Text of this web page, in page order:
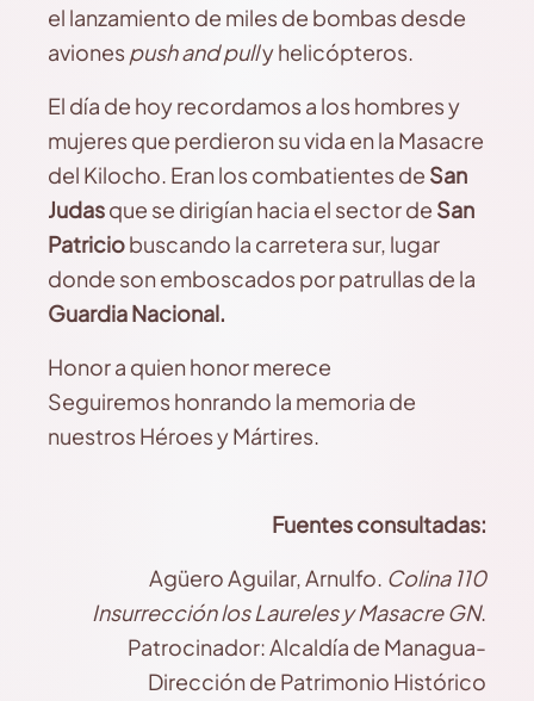
el lanzamiento de miles de bombas desde
avionespush and pully helicópteros.
El día de hoy recordamos a los hombres y
mujeres que perdieron su vida en la Masacre
del Kilocho. Eran los combatientes de San
Judasque se dirigían hacia el sector de San
Patriciobuscando la carretera sur, lugar
donde son emboscados por patrullas de la
Guardia Nacional.
Honor a quien honor merece
Seguiremos honrando la memoria de
nuestros Héroes y Mártires.
Fuentes consultadas:
Agüero Aguilar, Arnulfo. Colina 110
Insurrección los Laureles y Masacre GN.
Patrocinador: Alcaldía de Managua-
Dirección de Patrimonio Histórico